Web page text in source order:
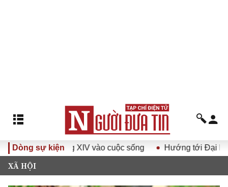
Dòng sự kiện
hội Đảng XIV vào cuộc sống Hướng tới Đại hội đại
XÃ HỘI